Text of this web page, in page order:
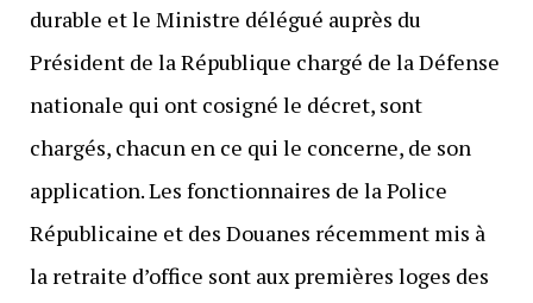
durable et le Ministre délégué auprès du
Président de la République chargé de la Défense
nationale qui ont cosigné le décret, sont
chargés, chacun en ce qui le concerne, de son
application. Les fonctionnaires de la Police
Républicaine et des Douanes récemment mis à
la retraite d’office sont aux premières loges des